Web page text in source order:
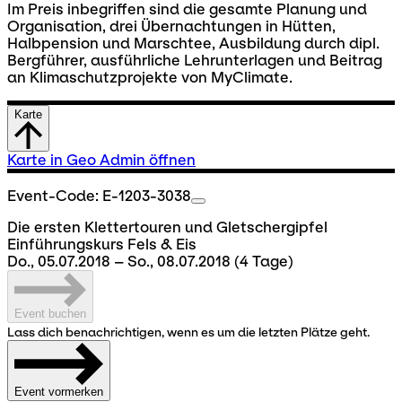
Im Preis inbegriffen sind die gesamte Planung und
Organisation, drei Übernachtungen in Hütten,
Halbpension und Marschtee, Ausbildung durch dipl.
Bergführer, ausführliche Lehrunterlagen und Beitrag
an Klimaschutzprojekte von MyClimate.
Karte
Karte in Geo Admin öffnen
Event-Code: E-1203-3038
Die ersten Klettertouren und Gletschergipfel
Einführungskurs Fels & Eis
Do., 05.07.2018 – So., 08.07.2018 (4 Tage)
Event buchen
Lass dich benachrichtigen, wenn es um die letzten Plätze geht.
Event vormerken